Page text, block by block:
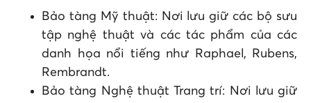
Bảo tàng Mỹ thuật: Nơi lưu giữ các bộ sưu
tập nghệ thuật và các tác phẩm của các
danh họa nổi tiếng như Raphael, Rubens,
Rembrandt.
Bảo tàng Nghệ thuật Trang trí: Nơi lưu giữ